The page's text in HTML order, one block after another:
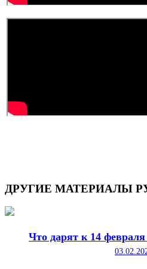
ДРУГИЕ МАТЕРИАЛЫ
Что дарят к 14